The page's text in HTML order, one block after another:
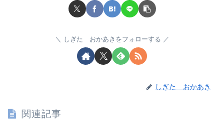
しぎた おかあきをフォローする
しぎた おかあき
関連記事